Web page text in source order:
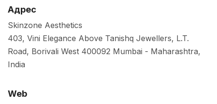
Адрес
Skinzone Aesthetics
403, Vini Elegance Above Tanishq Jewellers, L.T.
Road, Borivali West 400092 Mumbai - Maharashtra,
India
Web